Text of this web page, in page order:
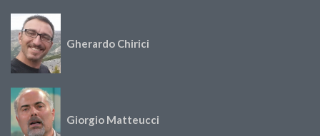
Gherardo Chirici
Giorgio Matteucci